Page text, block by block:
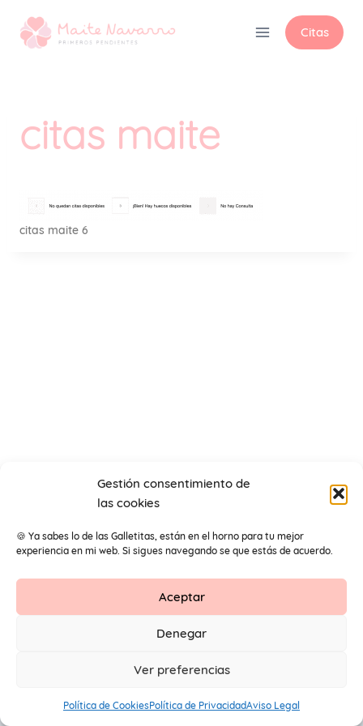
Gestión consentimiento de
las cookies
🍪 Ya sabes lo de las Galletitas, están en el horno para tu mejor
experiencia en mi web. Si sigues navegando se que estás de acuerdo.
Aceptar
Denegar
Ver preferencias
Política de CookiesPolítica de PrivacidadAviso Legal
Citas
citas maite
citas maite 6
Aviso Legal Protección de datos
© 2026 Primeros Pendientes by Maite Navarro. Todos los
derechos reservados.